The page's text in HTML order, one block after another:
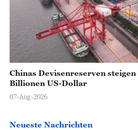
Chinas Devisenreserven
Billionen US-Dollar
07-Aug-2026
Neueste Nachrichten